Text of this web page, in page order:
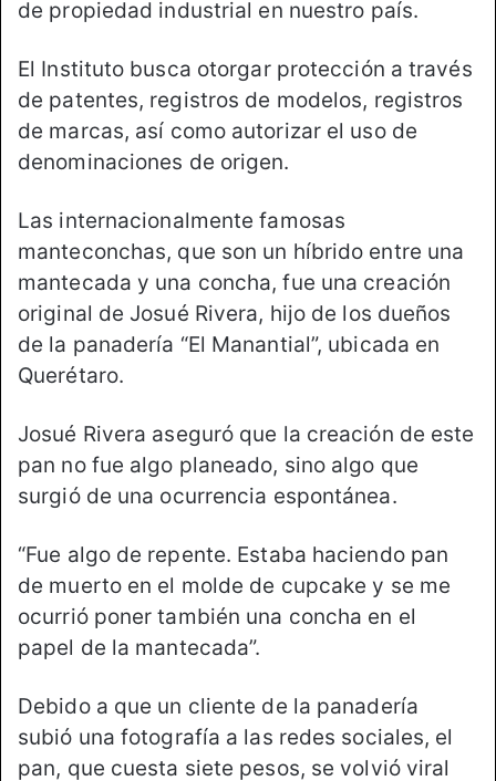
de propiedad industrial en nuestro país.
El Instituto busca otorgar protección a través
de patentes, registros de modelos, registros
de marcas, así como autorizar el uso de
denominaciones de origen.
Las internacionalmente famosas
manteconchas, que son un híbrido entre una
mantecada y una concha, fue una creación
original de Josué Rivera, hijo de los dueños
de la panadería “El Manantial”, ubicada en
Querétaro.
Josué Rivera aseguró que la creación de este
pan no fue algo planeado, sino algo que
surgió de una ocurrencia espontánea.
“Fue algo de repente. Estaba haciendo pan
de muerto en el molde de cupcake y se me
ocurrió poner también una concha en el
papel de la mantecada”.
Debido a que un cliente de la panadería
subió una fotografía a las redes sociales, el
pan, que cuesta siete pesos, se volvió viral